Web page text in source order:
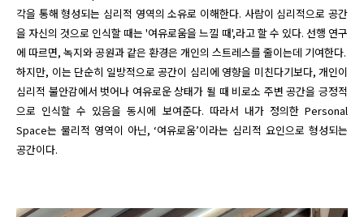
각을 통해 형성되는 심리적 영역의 소유로 이해한다. 사람이 심리적으로 공간
을 자신의 것으로 인식할 때는 '여유로움을 느낄 때',라고 할 수 있다. 선행 연구
에 따르면, 녹지와 공원과 같은 환경은 개인의 스트레스를 줄이는데 기여한다.
하지만, 이는 단순히 일방적으로 공간이 심리에 영향을 미친다기보다, 개인이
심리적 불안감에서 벗어나 여유로운 상태가 될 때 비로소 주변 공간을 긍정적
으로 인식할 수 있음을 동시에 보여준다. 따라서 내가 정의한 Personal
Space는 물리적 영역이 아닌, ‘여유로움’이라는 심리적 요인으로 형성되는